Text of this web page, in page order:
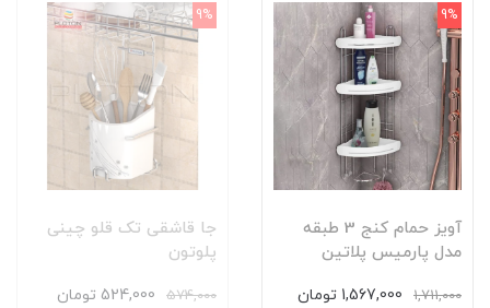
آویز حمام کنج 3 طبقه
مدل پارمیس پلاتین
1,711,000 1,567,000 تومان
9%
جا قاشقی تک قلو چینی
پلوتون
574,000 524,000 تومان
9%